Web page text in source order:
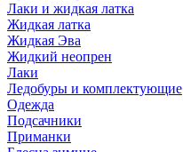
Лаки и жидкая латка
Жидкая латка
Жидкая Эва
Жидкий неопрен
Лаки
Ледобуры и комплектующие
Одежда
Подсачники
Приманки